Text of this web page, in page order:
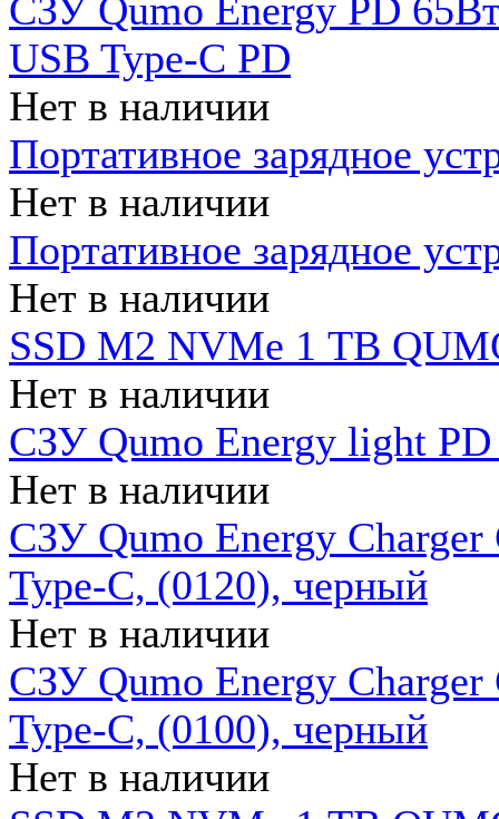
СЗУ Qumo Energy PD
USB Type-C PD
Нет в наличии
Портативное зарядное
Нет в наличии
Портативное зарядное
Нет в наличии
SSD M2 NVMe 1 ТB
Нет в наличии
СЗУ Qumo Energy light PD
Нет в наличии
СЗУ Qumo Energy
Type-C, (0120), черный
Нет в наличии
СЗУ Qumo Energy
Type-C, (0100), черный
Нет в наличии